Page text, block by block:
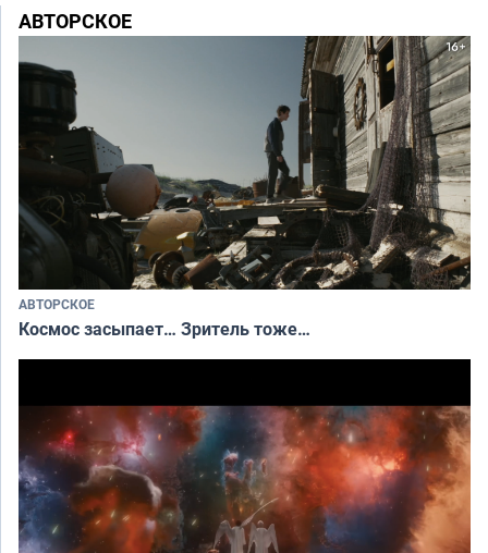
АВТОРСКОЕ
АВТОРСКОЕ
Космос засыпает… Зритель тоже…